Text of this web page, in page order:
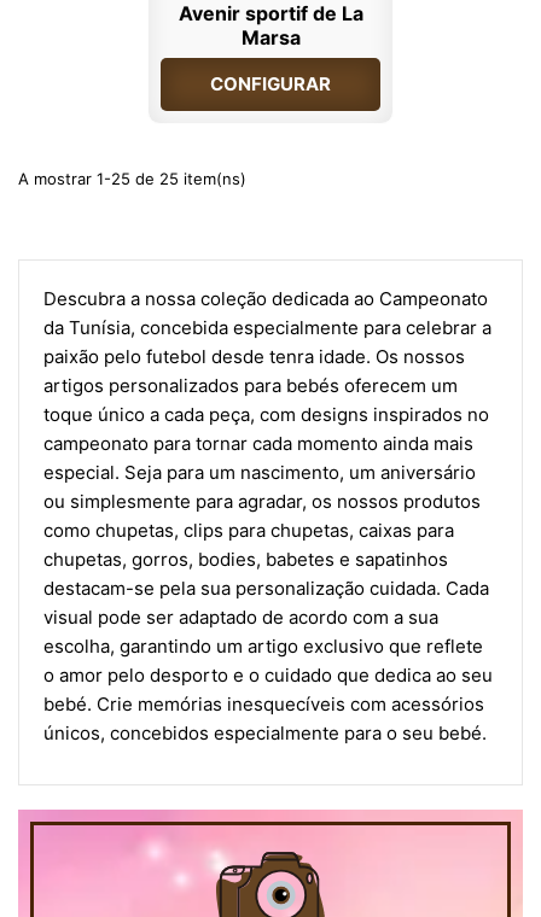
Avenir sportif de La
Marsa
CONFIGURAR
A mostrar 1-25 de 25 item(ns)
Descubra a nossa coleção dedicada ao Campeonato
da Tunísia, concebida especialmente para celebrar a
paixão pelo futebol desde tenra idade. Os nossos
artigos personalizados para bebés oferecem um
toque único a cada peça, com designs inspirados no
campeonato para tornar cada momento ainda mais
especial. Seja para um nascimento, um aniversário
ou simplesmente para agradar, os nossos produtos
como chupetas, clips para chupetas, caixas para
chupetas, gorros, bodies, babetes e sapatinhos
destacam-se pela sua personalização cuidada. Cada
visual pode ser adaptado de acordo com a sua
escolha, garantindo um artigo exclusivo que reflete
o amor pelo desporto e o cuidado que dedica ao seu
bebé. Crie memórias inesquecíveis com acessórios
únicos, concebidos especialmente para o seu bebé.